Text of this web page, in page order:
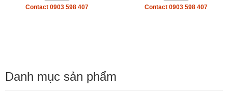
Contact 0903 598 407 Contact 0903 598 407
Danh mục sản phẩm